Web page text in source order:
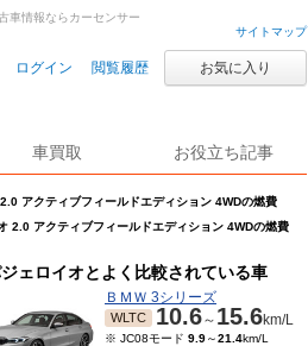
サイトマップ
ログイン 閲覧履歴 お気に入り
車買取 お役立ち記事
アクティブフィールドエディション 4WDの燃費
2.0 アクティブフィールドエディション 4WDの燃費
車情報ならカーセンサー
ェロイオとよく比較されている車
ＢＭＷ 3シリーズ
WLTC 10.6～ 15.6km/L
※ JC08モード 9.9～21.4km/L